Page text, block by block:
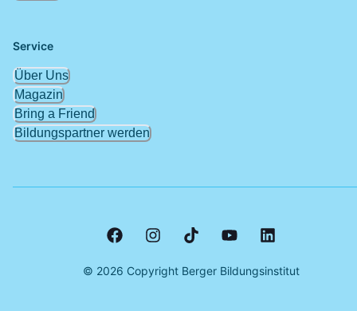
Service
Über Uns
Magazin
Bring a Friend
Bildungspartner werden
© 2026 Copyright Berger Bildungsinstitut